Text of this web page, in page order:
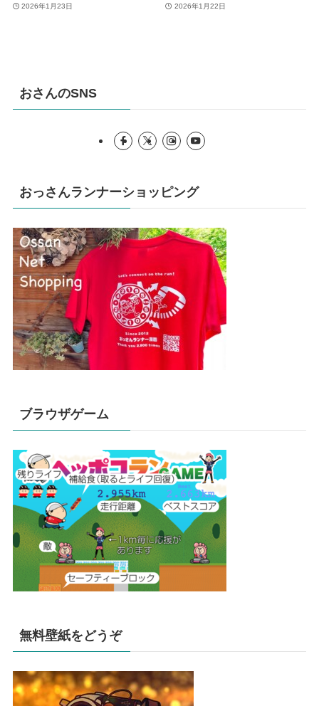
2026年1月23日 2026年1月22日
おさんのSNS
おっさんランナーショッピング
ブラウザゲーム
無料壁紙をどうぞ